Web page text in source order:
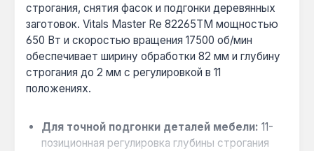
строгания, снятия фасок и подгонки деревянных
заготовок. Vitals Master Re 82265TM мощностью
650 Вт и скоростью вращения 17500 об/мин
обеспечивает ширину обработки 82 мм и глубину
строгания до 2 мм с регулировкой в 11
положениях.
Для точной подгонки деталей мебели: 11-
позиционная регулировка глубины строгания